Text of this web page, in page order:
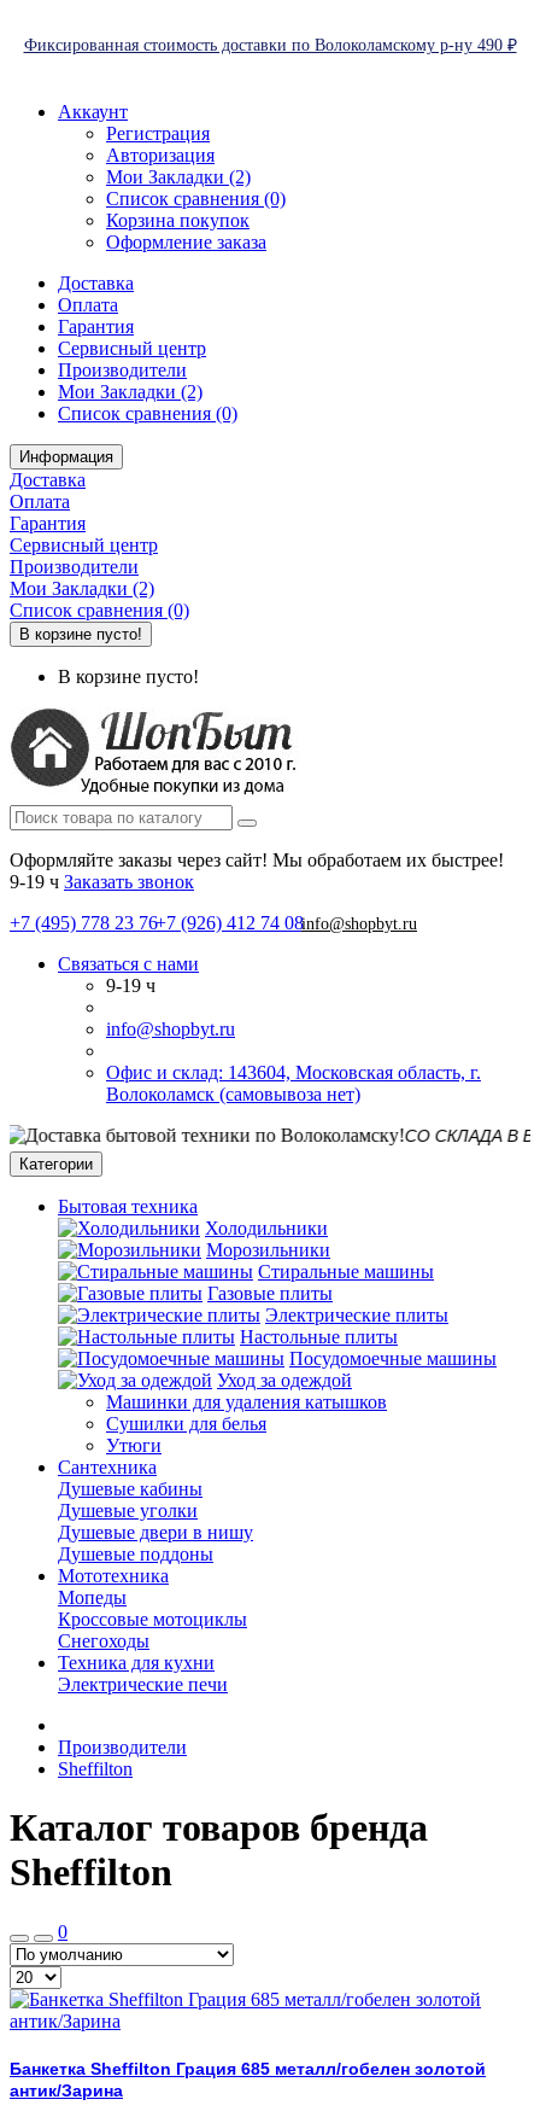
Фиксированная стоимость доставки по Волоколамскому р-ну 490 ₽
Аккаунт
Регистрация
Авторизация
Мои Закладки (2)
Список сравнения (0)
Корзина покупок
Оформление заказа
Доставка
Оплата
Гарантия
Сервисный центр
Производители
Мои Закладки (2)
Список сравнения (0)
Информация
Доставка
Оплата
Гарантия
Сервисный центр
Производители
Мои Закладки (2)
Список сравнения (0)
В корзине пусто!
В корзине пусто!
Оформляйте заказы через сайт! Мы обработаем их быстрее!
9-19 ч Заказать звонок
+7 (495) 778 23 76+7 (926) 412 74 08info@shopbyt.ru
Связаться с нами
9-19 ч
info@shopbyt.ru
Офис и склад: 143604, Московская область, г.
Волоколамск (самовывоза нет)
СО СКЛАДА В
Категории
Бытовая техника
Холодильники
Морозильники
Стиральные машины
Газовые плиты
Электрические плиты
Настольные плиты
Посудомоечные машины
Уход за одеждой
Машинки для удаления катышков
Сушилки для белья
Утюги
Сантехника
Душевые кабины
Душевые уголки
Душевые двери в нишу
Душевые поддоны
Мототехника
Мопеды
Кроссовые мотоциклы
Снегоходы
Техника для кухни
Электрические печи
Производители
Sheffilton
Каталог товаров бренда
Sheffilton
0
Банкетка Sheffilton Грация 685 металл/гобелен золотой
антик/Зарина